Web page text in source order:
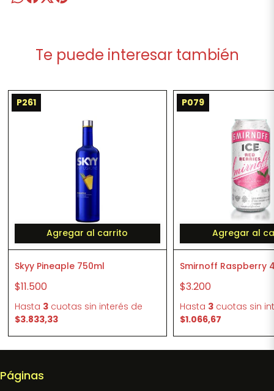
Te puede interesar también
P261
Agregar al carrito
Skyy Pineaple 750ml
$11.500
Hasta 3cuotas sin interés de
$3.833,33
P079
Agregar al
Smirnoff Raspberry
$3.200
Hasta 3 cuotas sin
$1.066,67
Páginas